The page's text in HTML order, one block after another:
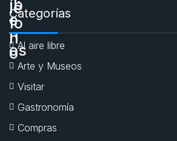
Categorías
Al aire libre
Arte y Museos
Visitar
Gastronomía
Compras